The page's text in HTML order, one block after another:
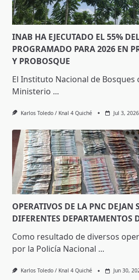
INAB HA EJECUTADO EL 55%
PROGRAMADO PARA 2026 EN
Y PROBOSQUE
El Instituto Nacional de Bosques
Ministerio ...
Karlos Toledo / Knal 4 Quiché Jul 3, 2026
OPERATIVOS DE LA PNC DEJAN
DIFERENTES DEPARTAMENTOS
Como resultado de diversos
por la Policía Nacional ...
Karlos Toledo / Knal 4 Quiché Jun 30,